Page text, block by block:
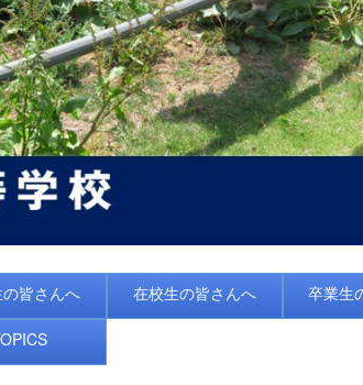
皆さんへ 在校生の皆さんへ 卒業生